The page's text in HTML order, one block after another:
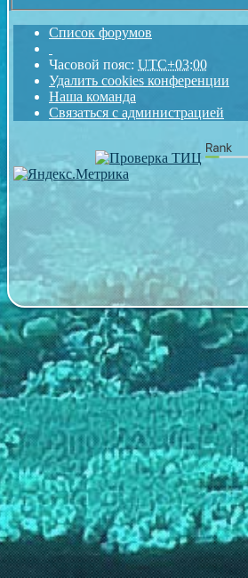
Список форумов
Часовой пояс: UTC+03:00
Удалить cookies конференции
Наша команда
Связаться с администрацией